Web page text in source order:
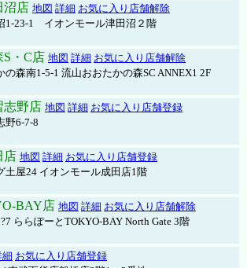
沼店 地図 詳細 お気に入り店舗解除
1-23-1 イオンモール津田沼２階
・C店 地図 詳細 お気に入り店舗解除
森南1-5-1 流山おおたかの森SC ANNEX1 2F
志野店 地図 詳細 お気に入り店舗登録
野6-7-8
店 地図 詳細 お気に入り店舗登録
土屋24 イオンモール成田店1階
BAY店 地図 詳細 お気に入り店舗解除
ららぽーとTOKYO-BAY North Gate 3階
細 お気に入り店舗登録